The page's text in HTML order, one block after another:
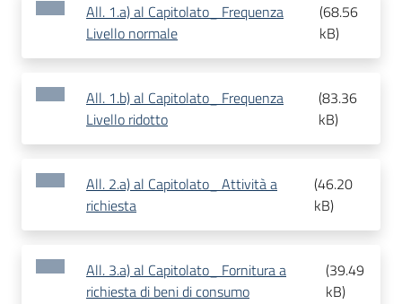
All. 1.a) al Capitolato_ Frequenza
Livello normale
(68.56
kB)
All. 1.b) al Capitolato_ Frequenza
Livello ridotto
(83.36
kB)
All. 2.a) al Capitolato_ Attività a
richiesta
(46.20
kB)
All. 3.a) al Capitolato_ Fornitura a
richiesta di beni di consumo
(39.49
kB)